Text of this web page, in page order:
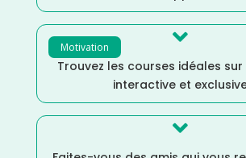
Motivation 
Trouvez les courses idéales
interactive et
